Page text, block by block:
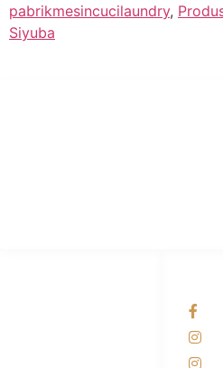
pabrikmesincucilaundry,
Siyuba